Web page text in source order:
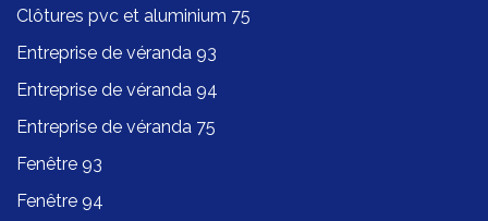
Clôtures pvc et aluminium 75
Entreprise de véranda 93
Entreprise de véranda 94
Entreprise de véranda 75
Fenêtre 93
Fenêtre 94